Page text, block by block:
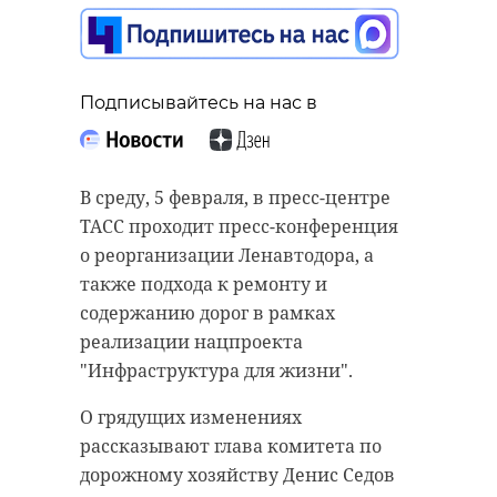
Подписывайтесь на нас в
В среду, 5 февраля, в пресс-центре
ТАСС проходит пресс-конференция
о реорганизации Ленавтодора, а
также подхода к ремонту и
содержанию дорог в рамках
реализации нацпроекта
"Инфраструктура для жизни".
О грядущих изменениях
рассказывают глава комитета по
дорожному хозяйству Денис Седов
Подписывайтесь на нас в
В Ленобласти за прошлый год
возбудили 318 дел об
административных нарушениях в
сфере лесного законодательства.
Наложено штрафов на сумму 15,9
миллиона рублей.
Чаще всего нарушителей ловили
на самовольном занятии лесных
участков и игнорировании
Подписывайтесь на нас в
В Выборгском районе
Ленинградской области в
объектив фотоловушки попала
росомаха - одна из пяти хищников,
которые занесены в Красную
книгу 47 региона. По данным с
минувший вторник, 4 февраля.
Снимки в среду, 5 февраля,